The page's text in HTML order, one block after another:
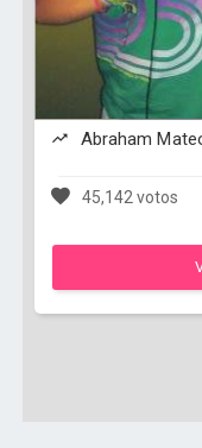
Abraham
45,142 votos